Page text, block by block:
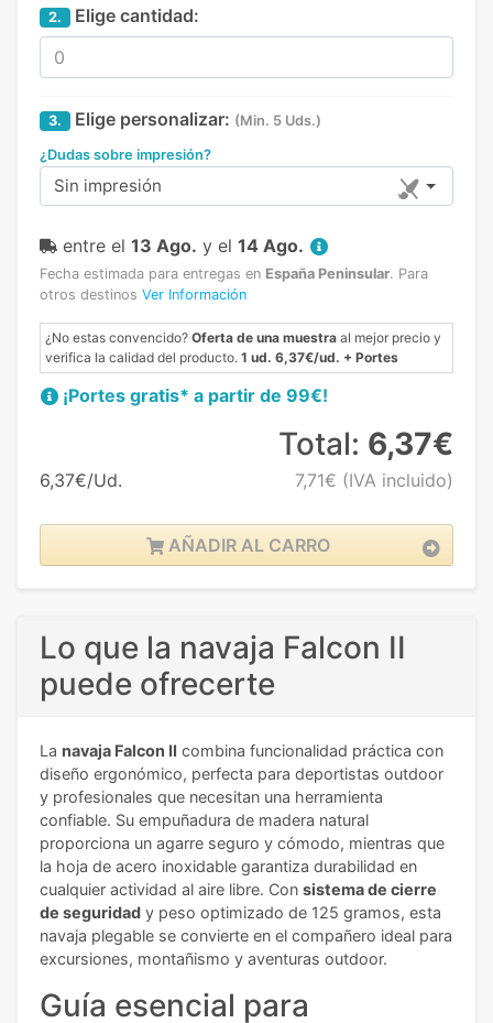
2. Elige cantidad:
3. Elige personalizar: (Min. 5 Uds.)
¿Dudas sobre impresión?
Sin impresión
entre el 13 Ago. y el 14 Ago.
Fecha estimada para entregas en España Peninsular. Para
otros destinos Ver Información
¿No estas convencido? Oferta de una muestra al mejor precio y
verifica la calidad del producto. 1 ud. 6,37€/ud. + Portes
¡Portes gratis* a partir de 99€!
6,37€/Ud.
Total: 6,37€
7,71€ (IVA incluido)
AÑADIR AL CARRO
Lo que la navaja Falcon II
puede ofrecerte
La navaja Falcon II combina funcionalidad práctica con
diseño ergonómico, perfecta para deportistas outdoor
y profesionales que necesitan una herramienta
confiable. Su empuñadura de madera natural
proporciona un agarre seguro y cómodo, mientras que
la hoja de acero inoxidable garantiza durabilidad en
cualquier actividad al aire libre. Con sistema de cierre
de seguridad y peso optimizado de 125 gramos, esta
navaja plegable se convierte en el compañero ideal para
excursiones, montañismo y aventuras outdoor.
Guía esencial para